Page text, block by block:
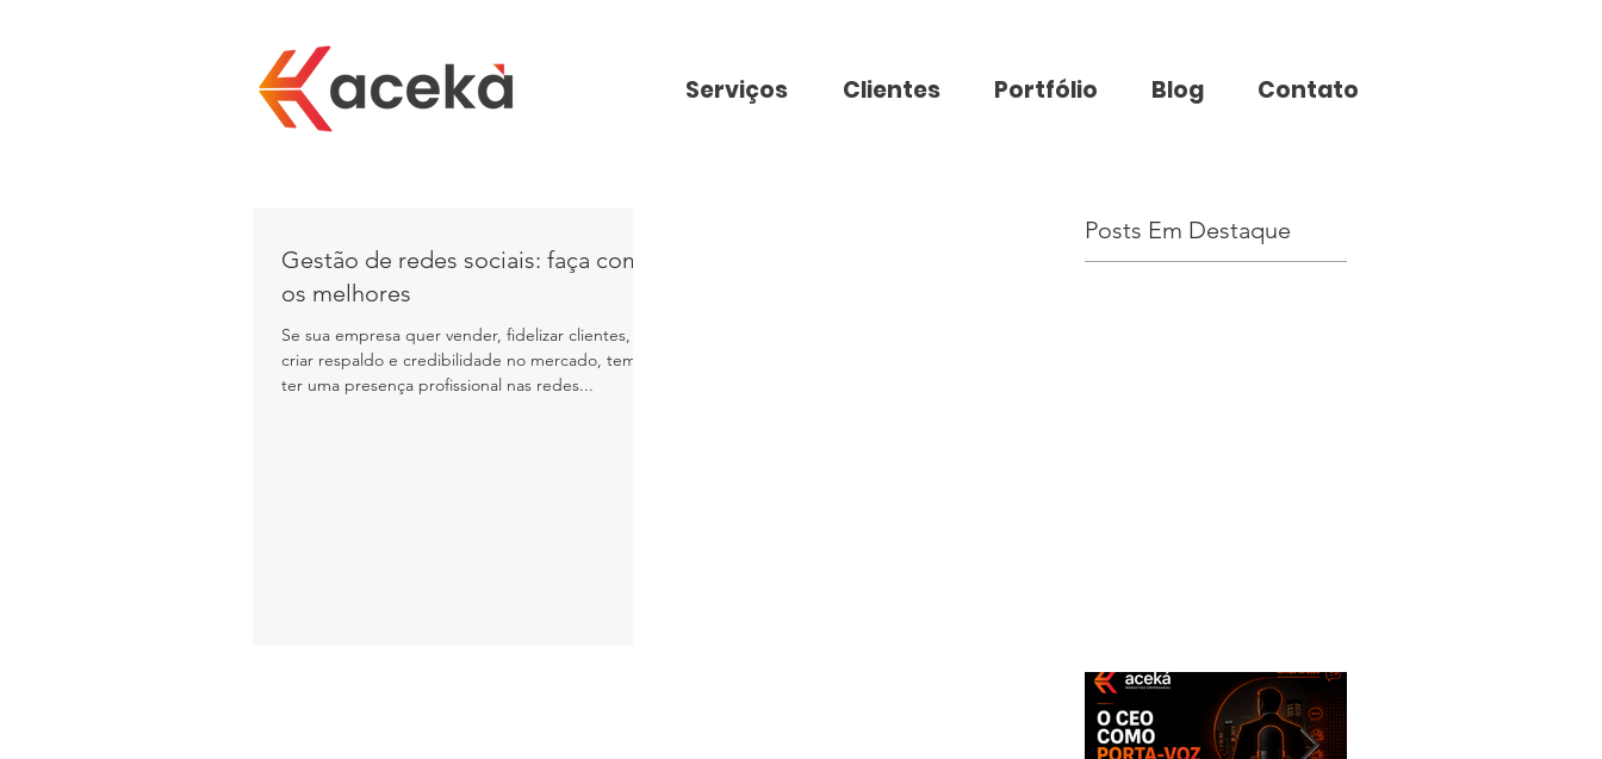
Serviços Clientes Portfólio Blog Contato
Gestão de redes sociais: faça com
os melhores
Se sua empresa quer vender, fidelizar clientes,
criar respaldo e credibilidade no mercado, tem de
ter uma presença profissional nas redes...
Posts Em Destaque